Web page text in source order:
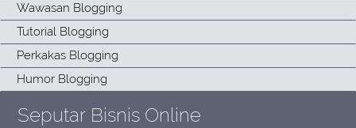
Seputar Bisnis Online